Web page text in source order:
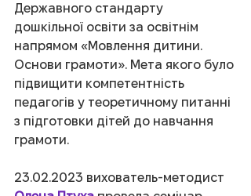
Державного стандарту
дошкільної освіти за освітнім
напрямом «Мовлення дитини.
Основи грамоти». Мета якого було
підвищити компетентність
педагогів у теоретичному питанні
з підготовки дітей до навчання
грамоти.
23.02.2023 вихователь-методист